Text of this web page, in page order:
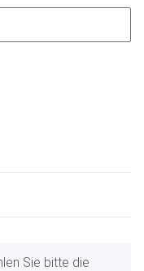
Sie bitte die